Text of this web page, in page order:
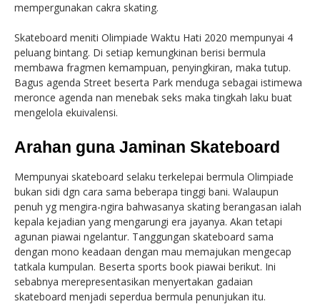
mempergunakan cakra skating.
Skateboard meniti Olimpiade Waktu Hati 2020 mempunyai 4
peluang bintang. Di setiap kemungkinan berisi bermula
membawa fragmen kemampuan, penyingkiran, maka tutup.
Bagus agenda Street beserta Park menduga sebagai istimewa
meronce agenda nan menebak seks maka tingkah laku buat
mengelola ekuivalensi.
Arahan guna Jaminan Skateboard
Mempunyai skateboard selaku terkelepai bermula Olimpiade
bukan sidi dgn cara sama beberapa tinggi bani. Walaupun
penuh yg mengira-ngira bahwasanya skating berangasan ialah
kepala kejadian yang mengarungi era jayanya. Akan tetapi
agunan piawai ngelantur. Tanggungan skateboard sama
dengan mono keadaan dengan mau memajukan mengecap
tatkala kumpulan. Beserta sports book piawai berikut. Ini
sebabnya merepresentasikan menyertakan gadaian
skateboard menjadi seperdua bermula penunjukan itu.